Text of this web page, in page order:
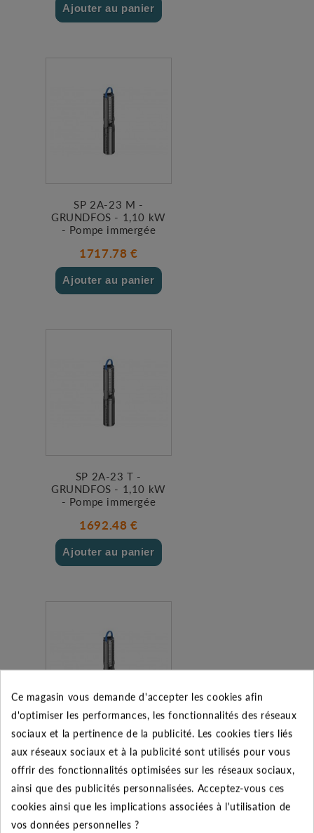
Ajouter au panier
SP 2A-23 M -
GRUNDFOS - 1,10 kW
- Pompe immergée
1717.78 €
Ajouter au panier
SP 2A-23 T -
GRUNDFOS - 1,10 kW
- Pompe immergée
1692.48 €
Ajouter au panier
SP 2A-28 M -
GRUNDFOS - 1,50 kW
- Pompe immergée
1918.60 €
Ajouter au panier
Ce magasin vous demande d'accepter les cookies afin
d'optimiser les performances, les fonctionnalités des réseaux
sociaux et la pertinence de la publicité. Les cookies tiers liés
aux réseaux sociaux et à la publicité sont utilisés pour vous
offrir des fonctionnalités optimisées sur les réseaux sociaux,
ainsi que des publicités personnalisées. Acceptez-vous ces
cookies ainsi que les implications associées à l'utilisation de
vos données personnelles ?